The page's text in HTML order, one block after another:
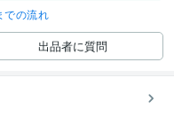
での流れ
出品者に質問